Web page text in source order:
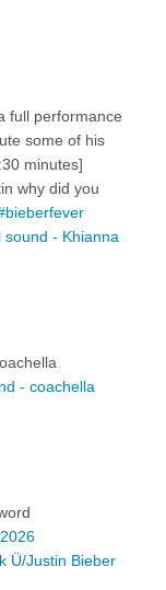
full performance
some of his
minutes]
why did you
- Khianna
- coachella
Ü/Justin Bieber